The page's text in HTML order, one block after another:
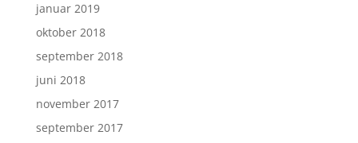
januar 2019
oktober 2018
september 2018
juni 2018
november 2017
september 2017